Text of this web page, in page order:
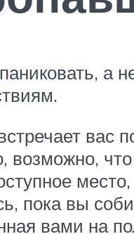
вас
возможно,
пока вы
вами на